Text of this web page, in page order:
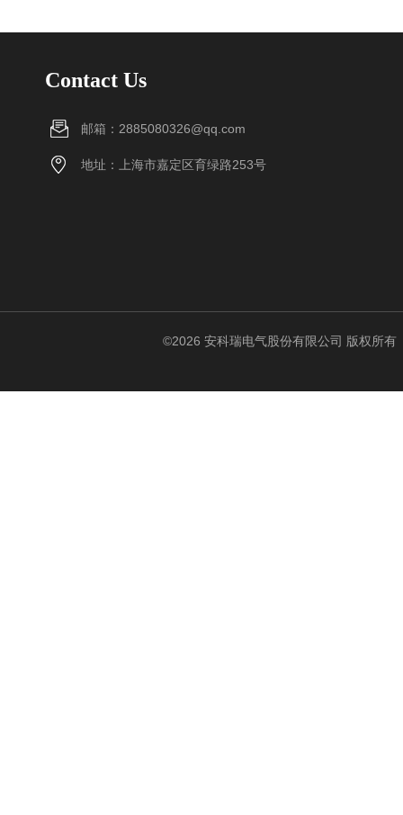
Contact Us
邮箱：2885080326@qq.com
地址：上海市嘉定区育绿路253号
©2026 安科瑞电气股份有限公司 版权所